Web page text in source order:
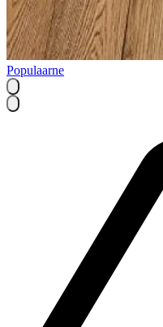
Populaarne